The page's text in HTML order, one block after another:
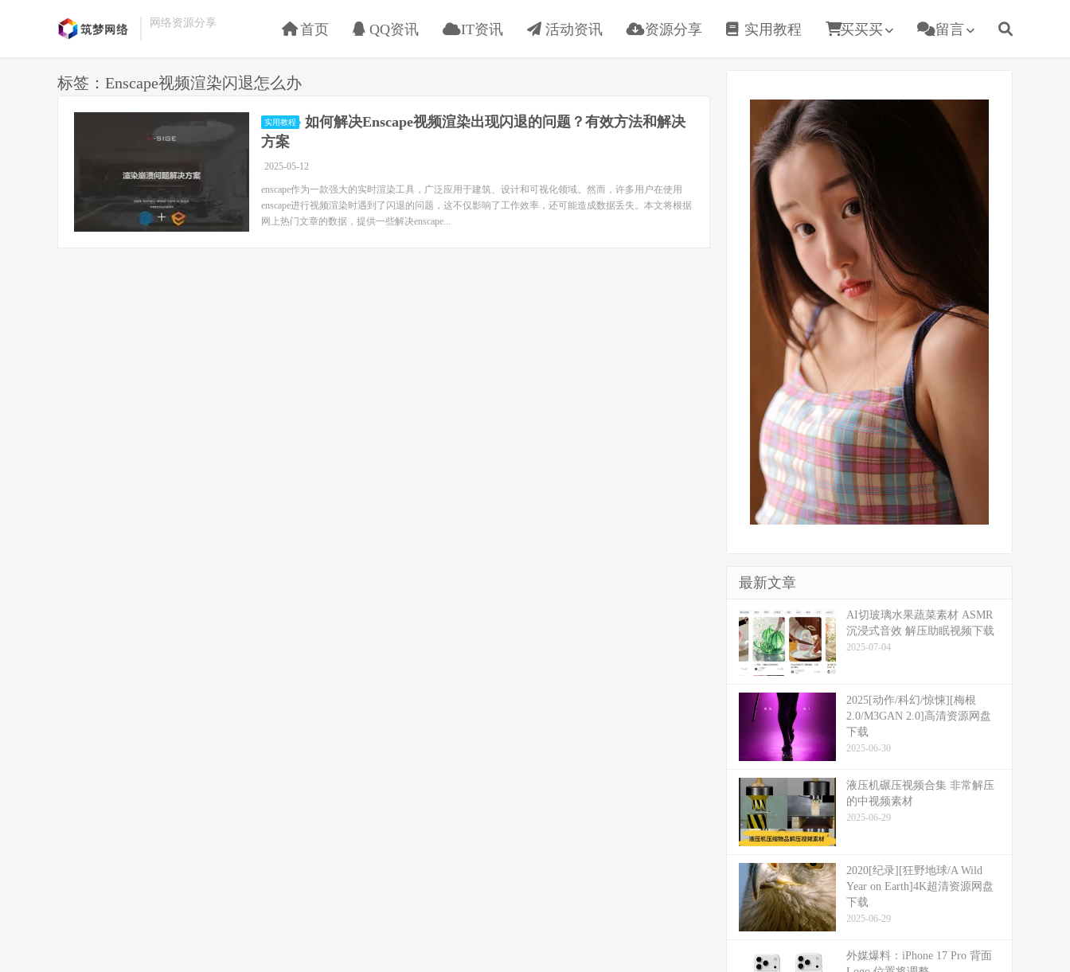
网络资源分享 首页 QQ资讯 IT资讯 活动资讯 资源分享 实用教程 买买买 留言
标签：Enscape视频渲染闪退怎么办
实用教程
如何解决Enscape视频渲染出现闪退的问题？有效方法和解决
方案
2025-05-12
enscape作为一款强大的实时渲染工具，广泛应用于建筑、设计和可视化领域。然而，许多用户在使用
enscape进行视频渲染时遇到了闪退的问题，这不仅影响了工作效率，还可能造成数据丢失。本文将根据
网上热门文章的数据，提供一些解决enscape...
最新文章
​​AI切玻璃水果蔬菜素材 ASMR
沉浸式音效 解压助眠视频下载
2025-07-04
2025[动作/科幻/惊悚][梅根
2.0/M3GAN 2.0]高清资源网盘
下载
2025-06-30
液压机碾压视频合集 非常解压
的中视频素材
2025-06-29
2020[纪录][狂野地球/A Wild
Year on Earth]4K超清资源网盘
下载
2025-06-29
外媒爆料：​​iPhone 17 Pro 背面